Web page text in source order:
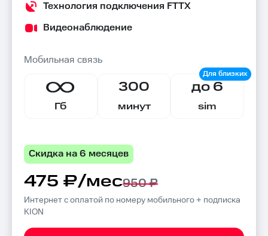
Технология подключения FTTX
Видеонаблюдение
Мобильная связь
Гб
300
минут
до 6
sim
Скидка на 6 месяцев
475 ₽/мес950 ₽
Интернет с оплатой по номеру мобильного + подписка
KION